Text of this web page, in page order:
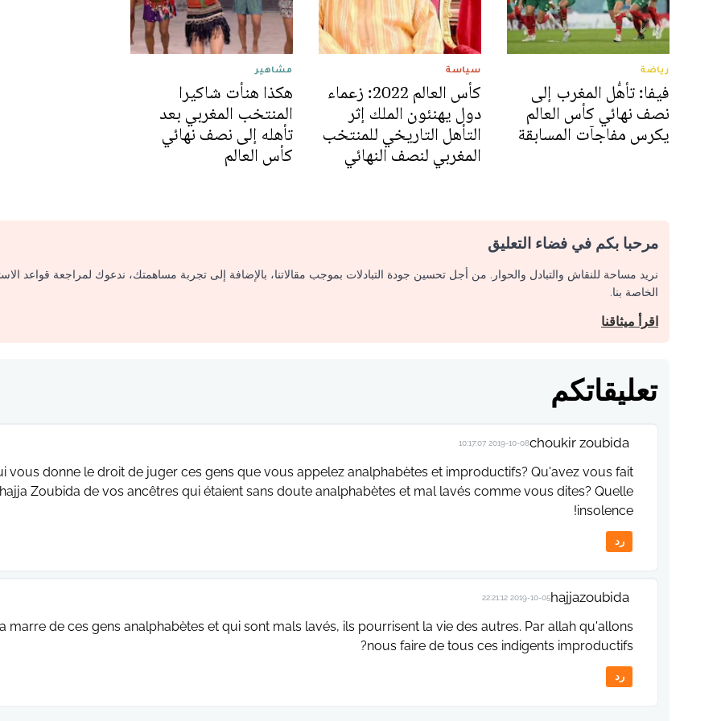
رياضة
فيفا: تأهُّل المغرب إلى
نصف نهائي كأس العالم
يكرس مفاجآت المسابقة
سياسة
كأس العالم 2022: زعماء
دول يهنئون الملك إثر
التأهل التاريخي للمنتخب
المغربي لنصف النهائي
مشاهير
هكذا هنأت شاكيرا
المنتخب المغربي بعد
تأهله إلى نصف نهائي
كأس العالم
مرحبا بكم في فضاء التعليق
نريد مساحة للنقاش والتبادل والحوار. من أجل تحسين جودة التبادلات بموجب مقالاتنا، بالإضافة إلى تجربة مساهمتك، ندعوك لمراجعة قواعد
الخاصة بنا.
اقرأ ميثاقنا
تعليقاتكم
choukir zoubida
2019-10-08 10:17:07
vous donne le droit de juger ces gens que vous appelez analphabètes et improductifs? Qu'avez vous fait
hajja Zoubida de vos ancêtres qui étaient sans doute analphabètes et mal lavés comme vous dites? Quelle
insolence!
رد
hajjazoubida
2019-10-05 22:21:12
marre de ces gens analphabètes et qui sont mals lavés, ils pourrisent la vie des autres. Par allah qu'allons
nous faire de tous ces indigents improductifs?
رد